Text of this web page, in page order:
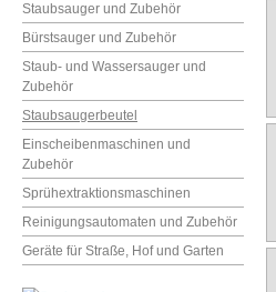
Staubsauger und Zubehör
Bürstsauger und Zubehör
Staub- und Wassersauger und
Zubehör
Staubsaugerbeutel
Einscheibenmaschinen und
Zubehör
Sprühextraktionsmaschinen
Reinigungsautomaten und Zubehör
Geräte für Straße, Hof und Garten